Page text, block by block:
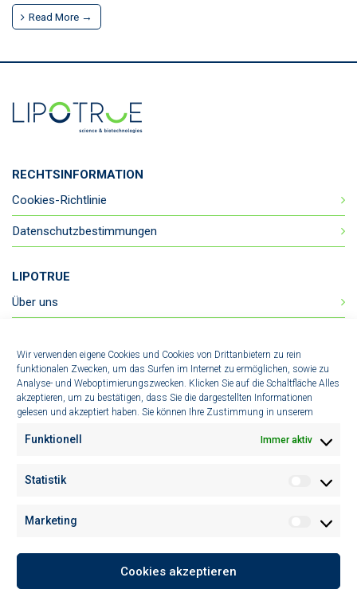
Wir verwenden eigene Cookies und Cookies von Drittanbietern zu rein
funktionalen Zwecken, um das Surfen im Internet zu ermöglichen, sowie zu
Analyse- und Weboptimierungszwecken. Klicken Sie auf die Schaltfläche Alles
akzeptieren, um zu bestätigen, dass Sie die dargestellten Informationen
gelesen und akzeptiert haben. Sie können Ihre Zustimmung in unserem
Funktionell Immer aktiv
Statistik
Statistik
Marketing
Cookies akzeptieren
Read More →
RECHTSINFORMATION
Cookies-Richtlinie
Datenschutzbestimmungen
LIPOTRUE
Über uns
Technologien
News
KONTAKT
Pol. Ind. Les Marines, 08850
Tel: (+34) 935 477 609
Fax: (+34) 931 932 060